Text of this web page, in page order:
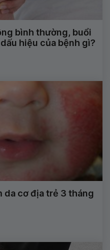
bình thường, buổi
hiệu của bệnh gì?
da cơ địa trẻ 3 tháng